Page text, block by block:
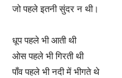
जो पहले इतनी सुंदर न थी।
धूप पहले भी आती थी
ओस पहले भी गिरती थी
पाँव पहले भी नदी में भीगते थे